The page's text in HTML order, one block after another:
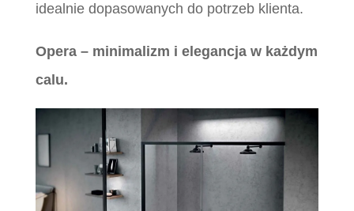
idealnie dopasowanych do potrzeb klienta.
Opera – minimalizm i elegancja w każdym
calu.